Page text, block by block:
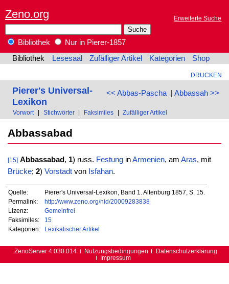
Zeno.org Erweiterte Suche
Bibliothek
Nur in Pierer-1857
Bibliothek
Lesesaal Zufälliger Artikel Kategorien Shop
DRUCKEN
<< Abbas-Pascha| Abbassah >>
Pierer's Universal-
Lexikon
Vorwort Stichwörter Faksimiles Zufälliger Artikel
Abbassabad
[15] Abbassabad, 1) russ. FestunginArmenien, am Aras, mit
Brücke; 2) Vorstadtvon Isfahan.
Quelle:
Pierer's Universal-Lexikon, Band 1. Altenburg 1857, S. 15.
Permalink:
http://www.zeno.org/nid/20009283838
Lizenz:
Gemeinfrei
Faksimiles:
15
Kategorien:
Lexikalischer Artikel
ZenoServer 4.030.014 Nutzungsbedingungen
Datenschutzerklärung
Impressum